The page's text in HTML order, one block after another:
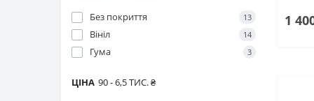
Без покриття
13
Вініл 14
Гума 3
90-6,5 ТИС.₴
ЦІНА
1